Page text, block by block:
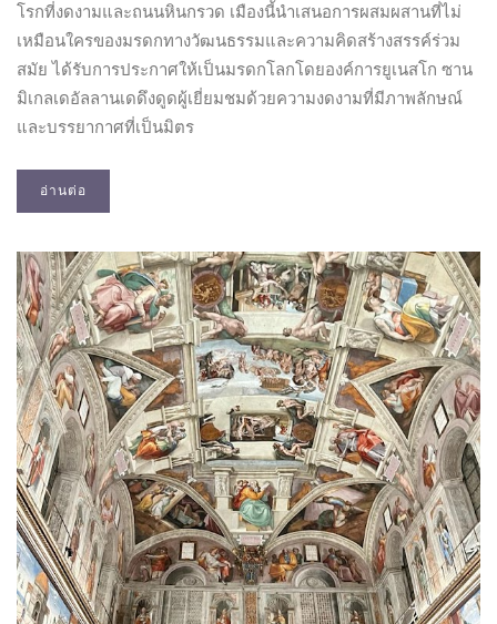
โรกที่งดงามและถนนหินกรวด เมืองนี้นำเสนอการผสมผสานที่ไม่
เหมือนใครของมรดกทางวัฒนธรรมและความคิดสร้างสรรค์ร่วม
สมัย ได้รับการประกาศให้เป็นมรดกโลกโดยองค์การยูเนสโก ซาน
มิเกลเดอัลลานเดดึงดูดผู้เยี่ยมชมด้วยความงดงามที่มีภาพลักษณ์
และบรรยากาศที่เป็นมิตร
อ่านต่อ